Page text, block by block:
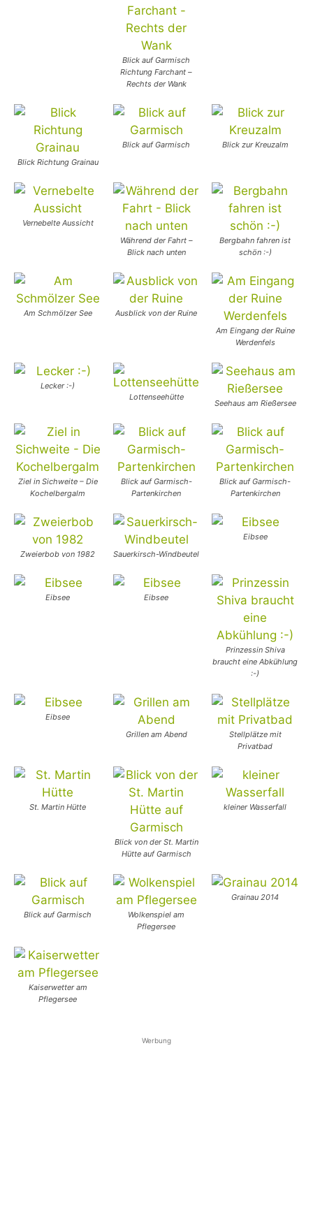
Blick auf Garmisch
Richtung Farchant –
Rechts der Wank
Blick Richtung Grainau
Blick auf Garmisch Blick zur Kreuzalm
Vernebelte Aussicht
Während der Fahrt –
Blick nach unten
Bergbahn fahren ist
schön :-)
Am Schmölzer See
Ausblick von der Ruine
Am Eingang der Ruine
Werdenfels
Lecker :-)
Lottenseehütte
Seehaus am Rießersee
Ziel in Sichweite – Die
Kochelbergalm
Blick auf Garmisch-
Partenkirchen
Blick auf Garmisch-
Partenkirchen
Zweierbob von 1982 Sauerkirsch-Windbeutel
Eibsee
Eibsee Eibsee
Prinzessin Shiva
braucht eine Abkühlung
:-)
Eibsee
Grillen am Abend
Stellplätze mit
Privatbad
St. Martin Hütte
Blick von der St. Martin
Hütte auf Garmisch
kleiner Wasserfall
Blick auf Garmisch
Wolkenspiel am
Pflegersee
Grainau 2014
Kaiserwetter am
Pflegersee
Werbung